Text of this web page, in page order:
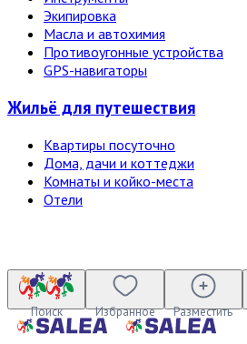
Экипировка
Масла и автохимия
Противоугонные устройства
GPS-навигаторы
Жильё для путешествия
Квартиры посуточно
Дома, дачи и коттеджи
Комнаты и койко-места
Отели
Поиск Избранное Разместить